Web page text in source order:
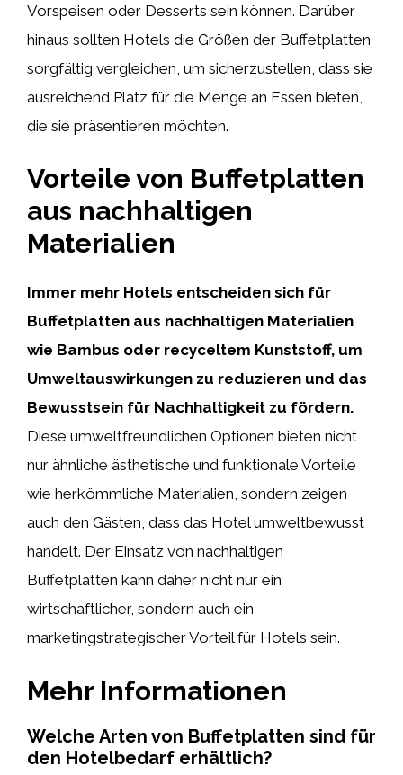
Vorspeisen oder Desserts sein können. Darüber
hinaus sollten Hotels die Größen der Buffetplatten
sorgfältig vergleichen, um sicherzustellen, dass sie
ausreichend Platz für die Menge an Essen bieten,
die sie präsentieren möchten.
Vorteile von Buffetplatten
aus nachhaltigen
Materialien
Immer mehr Hotels entscheiden sich für
Buffetplatten aus nachhaltigen Materialien
wie Bambus oder recyceltem Kunststoff, um
Umweltauswirkungen zu reduzieren und das
Bewusstsein für Nachhaltigkeit zu fördern.
Diese umweltfreundlichen Optionen bieten nicht
nur ähnliche ästhetische und funktionale Vorteile
wie herkömmliche Materialien, sondern zeigen
auch den Gästen, dass das Hotel umweltbewusst
handelt. Der Einsatz von nachhaltigen
Buffetplatten kann daher nicht nur ein
wirtschaftlicher, sondern auch ein
marketingstrategischer Vorteil für Hotels sein.
Mehr Informationen
Welche Arten von Buffetplatten sind für
den Hotelbedarf erhältlich?